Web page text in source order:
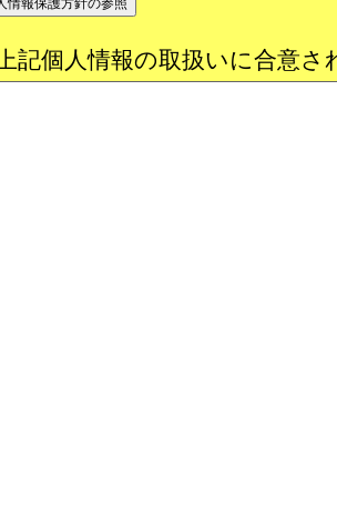
記個人情報の取扱いに合意さ